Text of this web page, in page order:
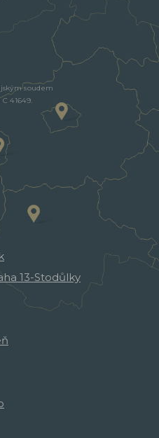
soudem
41649.
13-Stodůlky